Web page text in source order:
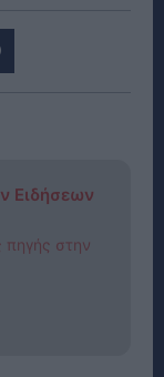
Ειδήσεων
στην